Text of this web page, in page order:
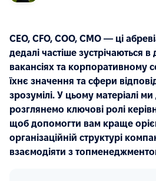
CEO, CFO, COO, CMO — ці
дедалі частіше зустрічаються в
вакансіях та корпоративному
їхнє значення та сфери
зрозумілі. У цьому матеріалі
розглянемо ключові ролі
щоб допомогти вам краще
організаційній структурі
взаємодіяти з